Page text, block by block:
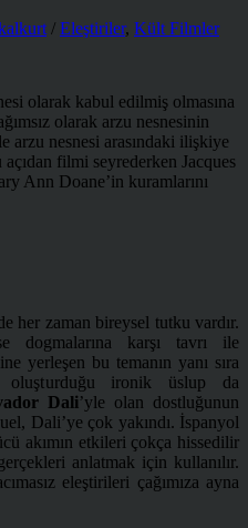
/ Eleştiriler, Kült Filmler
olarak kabul edilmiş olmasına
olarak arzu nesnesinin
arzu nesnesi arasındaki ilişkiye
filmi seyrederken Jacques
Ann Doane’in kuramlarını
her zaman bireysel tutku vardır.
dogmalarına karşı tavrı ile
yerleşen bu temanın yanı sıra
oluşturduğu ironik üslup da
Dali’yle olan dostluğunun
Dali’ye çok yakındı. İspanyol
akımın etkileri çokça hissedilir
anlatmak için kullanılır.
eleştirileri çağımıza ayna